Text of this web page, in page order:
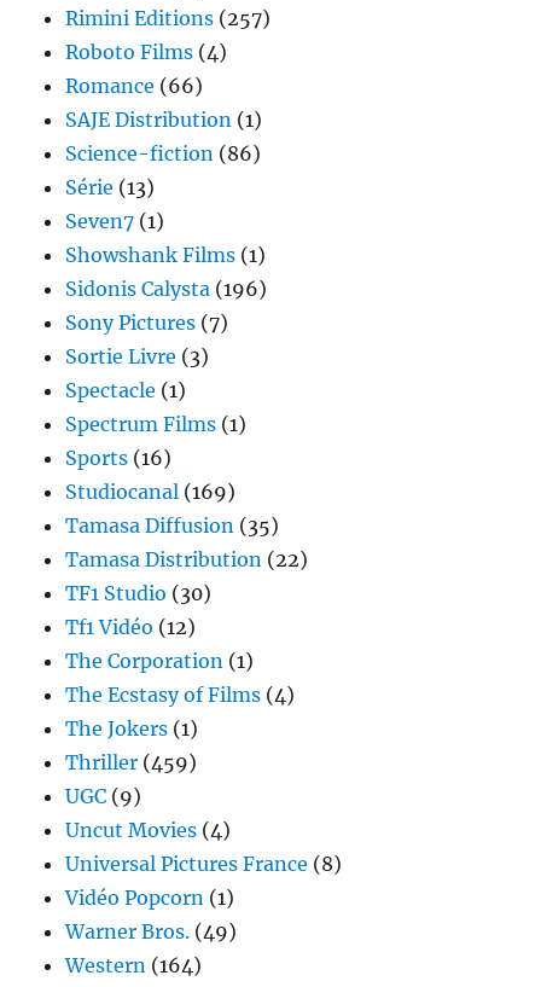
Rimini Editions (257)
Roboto Films (4)
Romance (66)
SAJE Distribution (1)
Science-fiction (86)
Série (13)
Seven7 (1)
Showshank Films (1)
Sidonis Calysta (196)
Sony Pictures (7)
Sortie Livre (3)
Spectacle (1)
Spectrum Films (1)
Sports (16)
Studiocanal (169)
Tamasa Diffusion (35)
Tamasa Distribution (22)
TF1 Studio (30)
Tf1 Vidéo (12)
The Corporation (1)
The Ecstasy of Films (4)
The Jokers (1)
Thriller (459)
UGC (9)
Uncut Movies (4)
Universal Pictures France (8)
Vidéo Popcorn (1)
Warner Bros. (49)
Western (164)